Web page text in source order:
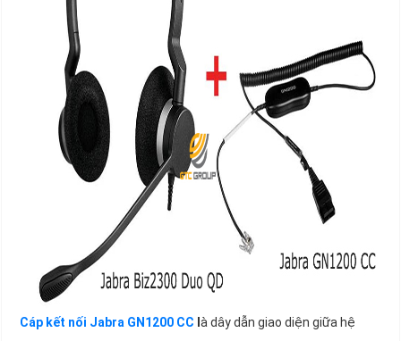
Cáp kết nối Jabra GN1200 CC à dây dẫn giao diện giữa hệ